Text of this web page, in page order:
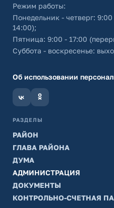
Режим работы:
Понедельник - четверг:
14:00);
Пятница: 9:00 - 17:00
Суббота - воскресенье:
Об использовании
РАЗДЕЛЫ
РАЙОН
ГЛАВА РАЙОНА
ДУМА
АДМИНИСТРАЦИЯ
ДОКУМЕНТЫ
КОНТРОЛЬНО-СЧЕТНАЯ